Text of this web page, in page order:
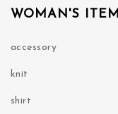
WOMAN'S ITEM
accessory
knit
shirt